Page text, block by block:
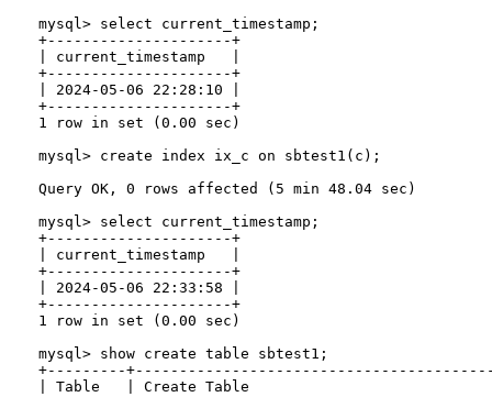
mysql> select current_timestamp;
+---------------------+
| current_timestamp   |
+---------------------+
| 2024-05-06 22:28:10 |
+---------------------+
1 row in set (0.00 sec)
mysql> create index ix_c on sbtest1(c);
Query OK, 0 rows affected (5 min 48.04 sec)
mysql> select current_timestamp;
+---------------------+
| current_timestamp   |
+---------------------+
| 2024-05-06 22:33:58 |
+---------------------+
1 row in set (0.00 sec)
mysql> show create table sbtest1;
+---------
| Table   | Create Table